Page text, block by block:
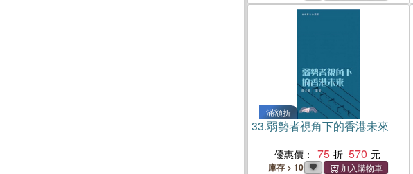
滿額折
33.弱勢者視角下的香港未來
優惠價： 75 570
庫存 > 10